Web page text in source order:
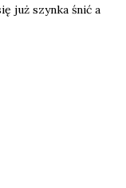
już szynka śnić a